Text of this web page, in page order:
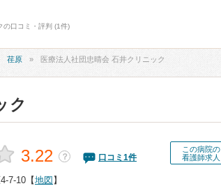
の口コミ・評判 (1件)
荏原 医療法人社団忠晴会 石井クリニック
ク
この病院の
看護師求人
3.22 ？ 口コミ 1件
7-10 【地図 】